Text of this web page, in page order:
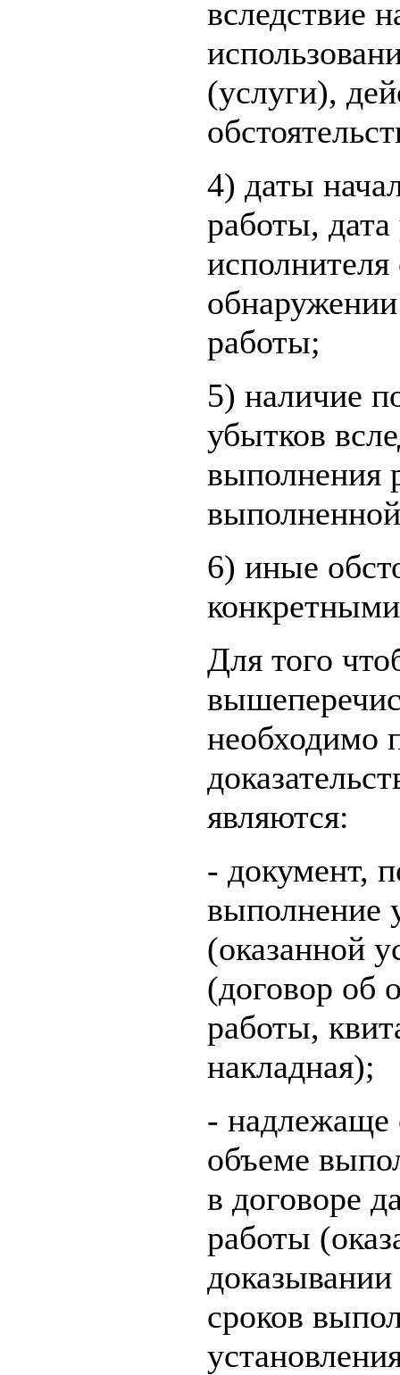
вследствие
(услуги),
4) даты
работы,
работы;
5) наличие
убытков
выполнения
6) иные
Для того
необходимо
являются:
- документ,
выполнение
(оказанной
(договор об
работы,
накладная);
- надлежаще
объеме
в договоре
работы
сроков